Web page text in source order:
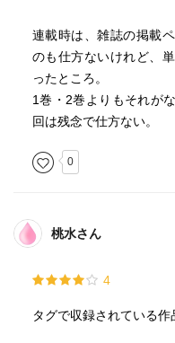
連載時は、雑誌の掲載
のも仕方ないけれど、
ったところ。
1巻・2巻よりもそれが
回は残念で仕方ない。
0
桃水さん
4
タグで収録されている作